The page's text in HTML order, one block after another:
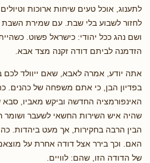
לתענוג, אוכל טעים שיחות ארוכות
לחזור לשבוע בלי שבת. עם שמירת
ושם נהג ככל יהודי: כישראל פשוט.
הזדמנה לביתם דודה זקנה מצד אבא.
אתה יודע, אמרה לאבא, שאם ייוולד לכם
בפדיון הבן, כי אתם משפחה של כהנים.
האינפורמציה החדשה וביקש מאביו, סבא
שהיה איש השירות החשאי לשעבר ושומר
הבין הרבה בחקירות, אך מעט ביהדות.
האם. וכך בירר אצל דודה אחרת על
של הדודה הזו, שהם: לוויים.